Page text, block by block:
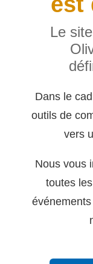
Le
Dans le
outils de
vers
Nous vous
toutes